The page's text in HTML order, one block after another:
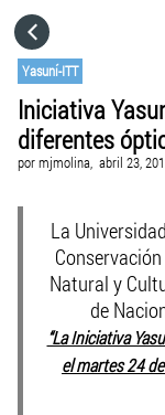
Yasuní-ITT
Iniciativa
diferentes
pormjmolina, abril 23,
La
Natural y
de
“La Iniciativa
el martes 24